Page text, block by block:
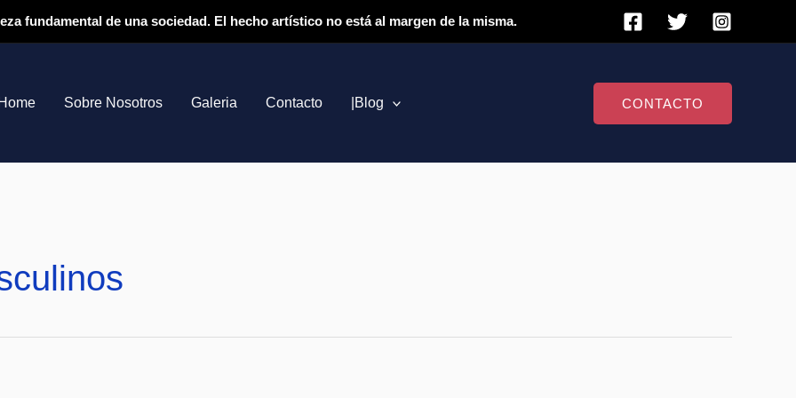
fundamental de una sociedad. El hecho artístico no está al margen de la misma.
Home Sobre Nosotros Galeria Contacto |Blog CONTACTO